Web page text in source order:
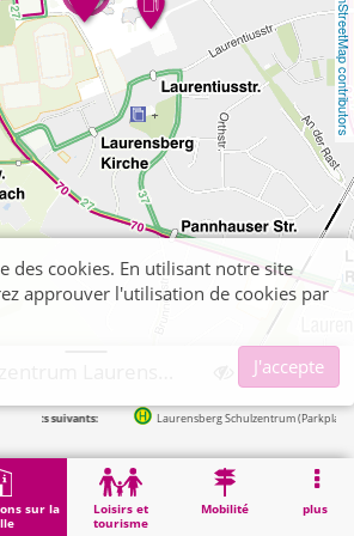
OpenStreetMap contributors
sur la
Loisirs et
tourisme
Mobilité plus
suivants: Laurensberg Schulzentrum (Parkplatz) in
Aachen, Schulzentrum Laurensberg
des cookies. En utilisant notre site
approuver l'utilisation de cookies par
J'accepte